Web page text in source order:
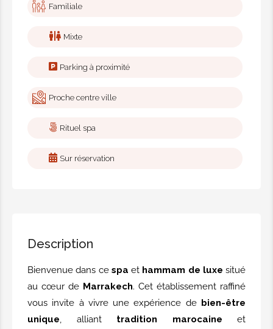
Lavage au savon noir + traitements
gommage au sucre et au citron pour
shampoing + massage relaxant de 50
Bain vapeur - 10 minutes
La vapeur ouvre les pores et stimule
Familiale
Mixte
Parking à proximité
Proche centre ville
Rituel spa
Sur réservation
Description
Bienvenue dans ce spa et hammam de luxe situé
au cœur de Marrakech. Cet établissement raffiné
vous invite à vivre une expérience de bien-être
unique, alliant tradition marocaine et